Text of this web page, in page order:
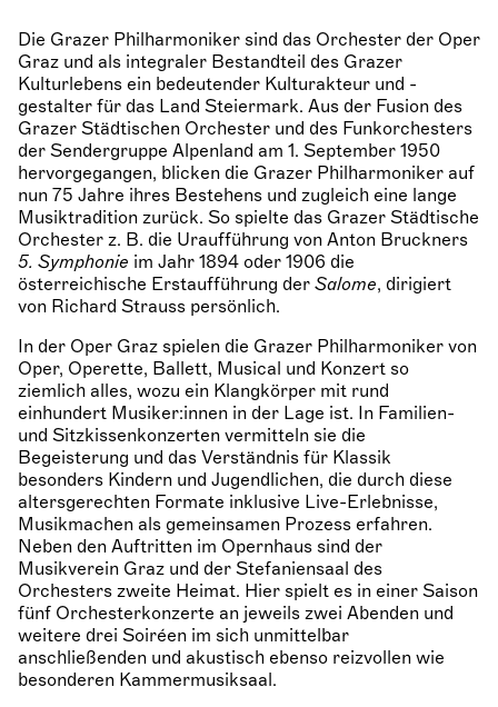
Die Grazer Philharmoniker sind das Orchester der Oper
Graz und als integraler Bestandteil des Grazer
Kulturlebens ein bedeutender Kulturakteur und -
gestalter für das Land Steiermark. Aus der Fusion des
Grazer Städtischen Orchester und des Funkorchesters
der Sendergruppe Alpenland am 1. September 1950
hervorgegangen, blicken die Grazer Philharmoniker auf
nun 75 Jahre ihres Bestehens und zugleich eine lange
Musiktradition zurück. So spielte das Grazer Städtische
Orchester z. B. die Uraufführung von Anton Bruckners
5. Symphonie im Jahr 1894 oder 1906 die
österreichische Erstaufführung der Salome, dirigiert
von Richard Strauss persönlich.
In der Oper Graz spielen die Grazer Philharmoniker von
Oper, Operette, Ballett, Musical und Konzert so
ziemlich alles, wozu ein Klangkörper mit rund
einhundert Musiker:innen in der Lage ist. In Familien-
und Sitzkissenkonzerten vermitteln sie die
Begeisterung und das Verständnis für Klassik
besonders Kindern und Jugendlichen, die durch diese
altersgerechten Formate inklusive Live-Erlebnisse,
Musikmachen als gemeinsamen Prozess erfahren.
Neben den Auftritten im Opernhaus sind der
Musikverein Graz und der Stefaniensaal des
Orchesters zweite Heimat. Hier spielt es in einer Saison
fünf Orchesterkonzerte an jeweils zwei Abenden und
weitere drei Soiréen im sich unmittelbar
anschließenden und akustisch ebenso reizvollen wie
besonderen Kammermusiksaal.